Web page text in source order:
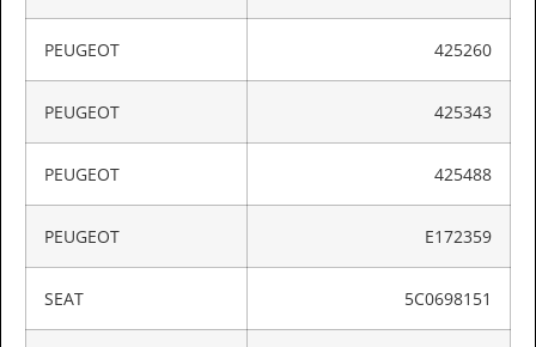
PEUGEOT 425260
PEUGEOT 425343
PEUGEOT 425488
PEUGEOT E172359
SEAT 5C0698151